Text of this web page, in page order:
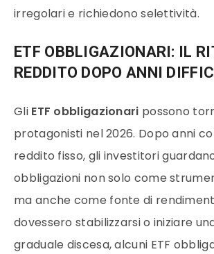
irregolari e richiedono selettività.
ETF OBBLIGAZIONARI: IL
REDDITO DOPO ANNI
Gli ETF obbligazionari possono
protagonisti nel 2026. Dopo anni
reddito fisso, gli investitori
obbligazioni non solo come
ma anche come fonte di
dovessero stabilizzarsi o iniziare
graduale discesa, alcuni ETF